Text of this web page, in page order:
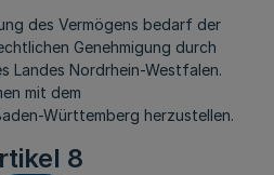
des Vermögens bedarf der
Genehmigung durch
Landes Nordrhein-Westfalen.
mit dem
Württemberg herzustellen.
8